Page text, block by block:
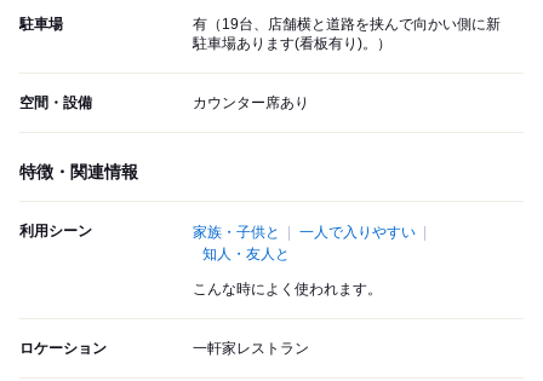
駐車場
有（19台、店舗横と道路を挟んで向かい側に新
駐車場あります(看板有り)。）
空間・設備 カウンター席あり
特徴・関連情報
利用シーン 家族・子供と
一人で入りやすい
知人・友人と
こんな時によく使われます。
ロケーション 一軒家レストラン